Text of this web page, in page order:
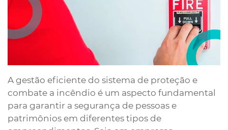
A gestão eficiente do sistema de proteção e
combate a incêndio é um aspecto fundamental
para garantir a segurança de pessoas e
patrimônios em diferentes tipos de